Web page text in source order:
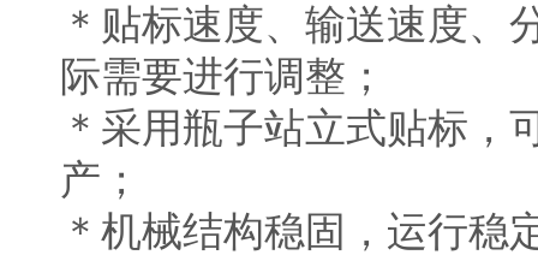
＊贴标速度、输送速度、
际需要进行调整；
＊采用瓶子站立式贴标，
产；
＊机械结构稳固，运行稳